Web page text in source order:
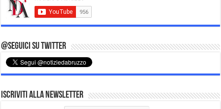
@Seguici su Twitter
Iscriviti alla Newsletter